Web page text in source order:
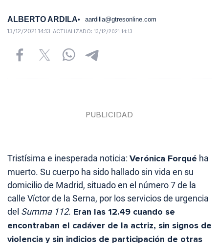
ALBERTO ARDILA aardilla@gtresonline.com
13/12/2021 14:13 ACTUALIZADO: 13/12/2021 14:13
Tristísima e inesperada noticia: Verónica Forqué ha
muerto. Su cuerpo ha sido hallado sin vida en su
domicilio de Madrid, situado en el número 7 de la
calle Víctor de la Serna, por los servicios de urgencia
del Summa 112. Eran las 12.49 cuando se
encontraban el cadáver de la actriz, sin signos de
violencia y sin indicios de participación de otras